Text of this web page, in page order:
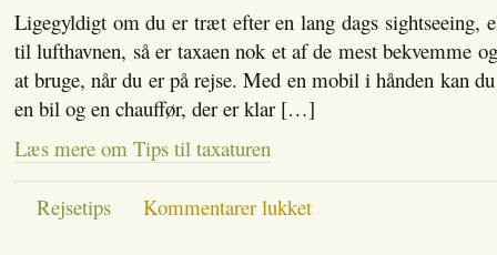
Ligegyldigt om du er træt efter en lang dags sightseeing,
til lufthavnen, så er taxaen nok et af de mest bekvemme
at bruge, når du er på rejse. Med en mobil i hånden kan
en bil og en chauffør, der er klar […]
Læs mere om Tips til taxaturen
Rejsetips Kommentarer lukkettil
Tips